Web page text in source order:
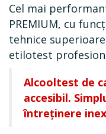
Cel mai
PREMIUM, cu
tehnice
etilotest
Alcooltest de
accesibil.
întreținere